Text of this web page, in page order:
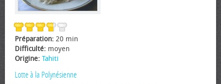
Préparation: 20 min
Difficulté: moyen
Origine: Tahiti
Lotte à la Polynésienne